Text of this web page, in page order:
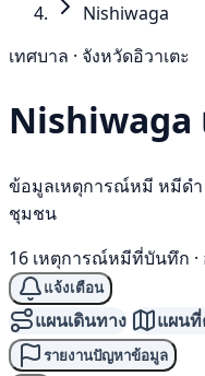
Nishiwaga
เทศบาล · จังหวัดอิวาเตะ
Nishiwaga
ข้อมูลเหตุการณ์หมี หมีดำ
ชุมชน
16 เหตุการณ์หมีที่บันทึก ·
แจ้งเตือน
แผนเดินทาง แผนที่
รายงานปัญหาข้อมูล